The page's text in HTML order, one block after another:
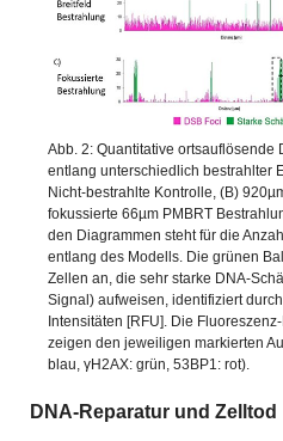
Abb. 2: Quantitative ortsauflösende
entlang unterschiedlich bestrahlter
Nicht-bestrahlte Kontrolle, (B)
fokussierte 66µm PMBRT
den Diagrammen steht für die
entlang des Modells. Die grünen
Zellen an, die sehr starke DNA-
Signal) aufweisen, identifiziert
Intensitäten [RFU]. Die
zeigen den jeweiligen markierten
blau, γH2AX: grün, 53BP1: rot).
DNA-Reparatur und Zelltod